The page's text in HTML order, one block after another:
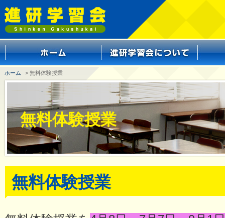
ホーム > 無料体験授業
無料体験授業
無料体験授業